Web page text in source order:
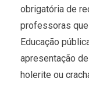
obrigatória de
professoras que
Educação
apresentação
holerite ou